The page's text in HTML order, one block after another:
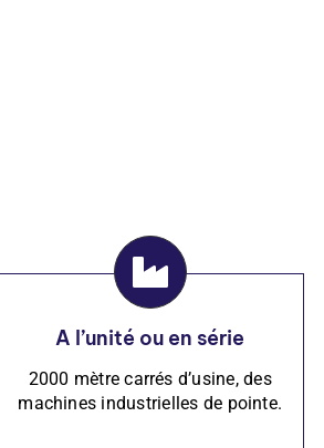
A l’unité ou en série
2000 mètre carrés d’usine, des
machines industrielles de pointe.